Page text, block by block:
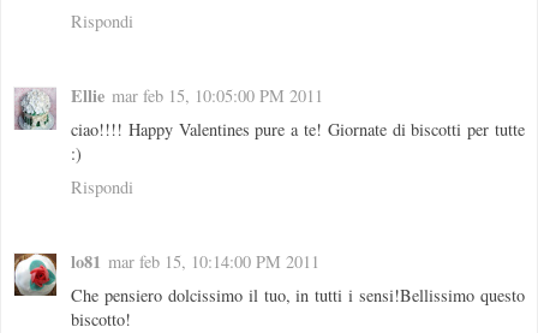
Rispondi
Ellie mar feb 15, 10:05:00 PM 2011
ciao!!!! Happy Valentines pure a te! Giornate di biscotti per tutte
:)
Rispondi
lo81 mar feb 15, 10:14:00 PM 2011
Che pensiero dolcissimo il tuo, in tutti i sensi!Bellissimo questo
biscotto!